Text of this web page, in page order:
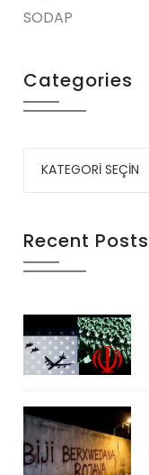
SODAP
Categories
Recent Posts